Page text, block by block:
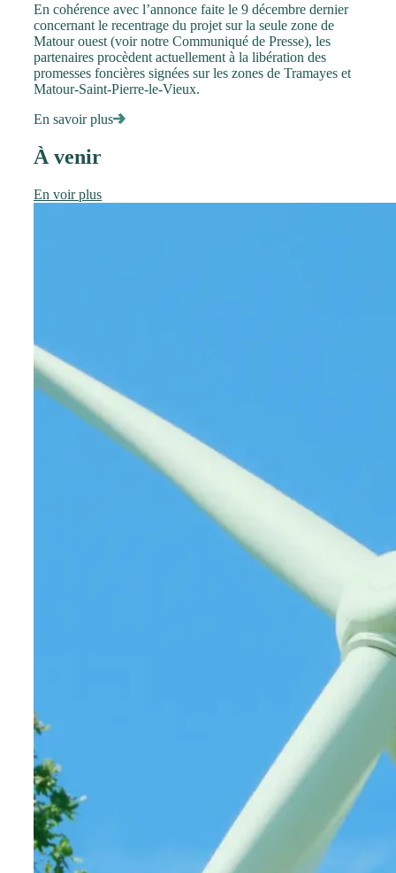
En cohérence avec l’annonce faite le 9 décembre dernier
concernant le recentrage du projet sur la seule zone de
Matour ouest (voir notre Communiqué de Presse), les
partenaires procèdent actuellement à la libération des
promesses foncières signées sur les zones de Tramayes et
Matour-Saint-Pierre-le-Vieux.
En savoir plus
À venir
En voir plus